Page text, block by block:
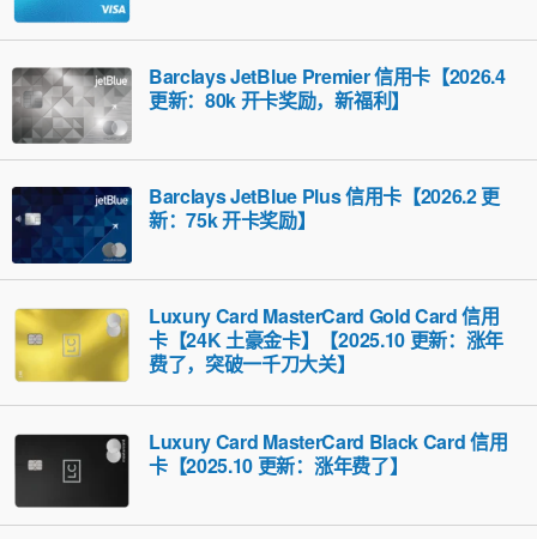
Barclays JetBlue Premier 信用卡【2026.4
更新：80k 开卡奖励，新福利】
Barclays JetBlue Plus 信用卡【2026.2 更
新：75k 开卡奖励】
Luxury Card MasterCard Gold Card 信用
卡【24K 土豪金卡】【2025.10 更新：涨年
费了，突破一千刀大关】
Luxury Card MasterCard Black Card 信用
卡【2025.10 更新：涨年费了】